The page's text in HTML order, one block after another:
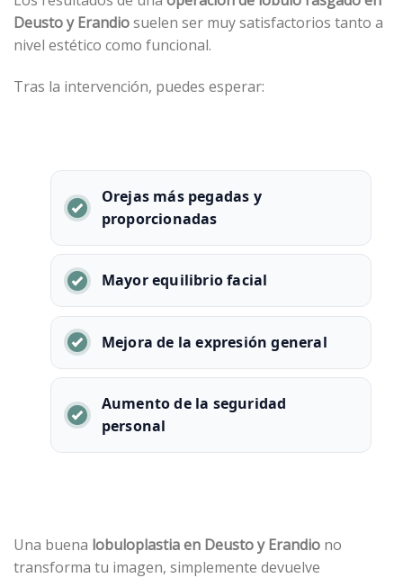
Deusto y Erandiosuelen ser muy satisfactorios tanto a
nivel estético como funcional.
Tras la intervención, puedes esperar:
Orejas más pegadas y
proporcionadas
Mayor equilibrio facial
Mejora de la expresión general
Aumento de la seguridad
personal
Una buena lobuloplastia en Deusto y Erandio no
transforma tu imagen, simplemente devuelve